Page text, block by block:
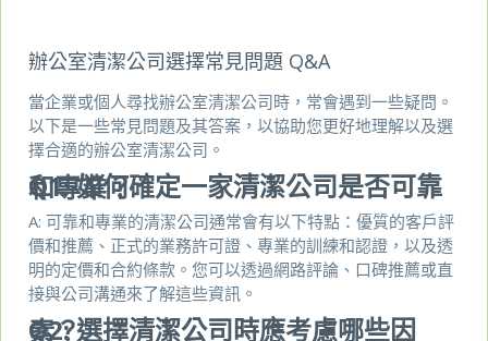
辦公室清潔公司選擇常見問題 Q&A
當企業或個人尋找辦公室清潔公司時，常會遇到一些疑問。
以下是一些常見問題及其答案，以協助您更好地理解以及選
擇合適的辦公室清潔公司。
Q1:
如何確定一家清潔公司是否可靠和專業？
A: 可靠和專業的清潔公司通常會有以下特點：優質的客戶評
價和推薦、正式的業務許可證、專業的訓練和認證，以及透
明的定價和合約條款。您可以透過網路評論、口碑推薦或直
接與公司溝通來了解這些資訊。
Q2:
選擇清潔公司時應考慮哪些因素？